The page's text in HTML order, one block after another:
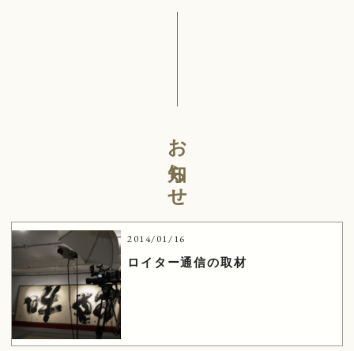
お知らせ
2014/01/16
ロイター通信の取材